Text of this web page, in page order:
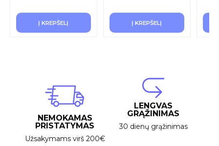
Į KREPŠELĮ Į KREPŠELĮ
NEMOKAMAS
PRISTATYMAS
Užsakymams virš 200€
LENGVAS
GRĄŽINIMAS
30 dienų grąžinimas